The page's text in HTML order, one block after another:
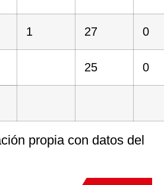
1 27 0
25 0
propia con datos del